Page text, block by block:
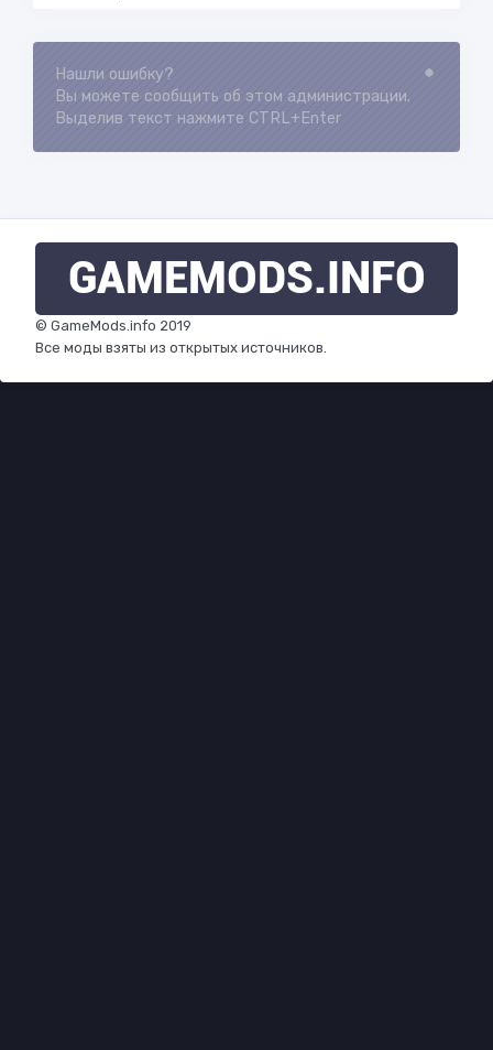
Нашли ошибку?
Вы можете сообщить об этом администрации.
Выделив текст нажмите CTRL+Enter
GAMEMODS.INFO
© GameMods.info 2019
Все моды взяты из открытых источников.